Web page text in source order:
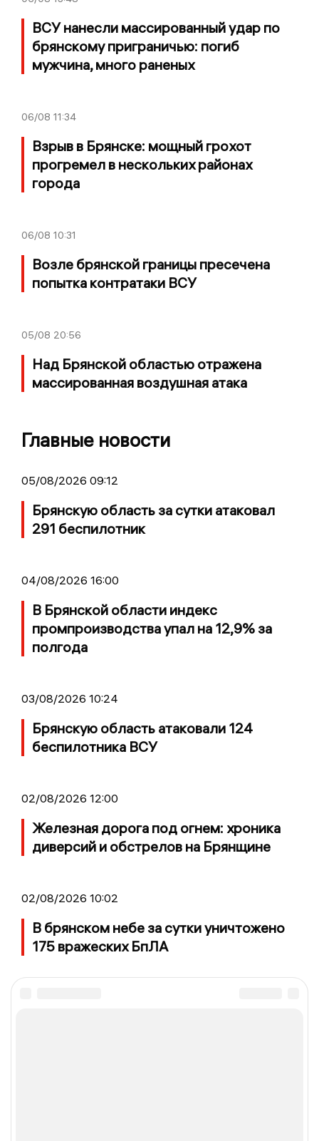
ВСУ нанесли массированный удар по
брянскому приграничью: погиб
мужчина, много раненых
06/08 11:34
Взрыв в Брянске: мощный грохот
прогремел в нескольких районах
города
06/08 10:31
Возле брянской границы пресечена
попытка контратаки ВСУ
05/08 20:56
Над Брянской областью отражена
массированная воздушная атака
Главные новости
05/08/2026 09:12
Брянскую область за сутки атаковал
291 беспилотник
04/08/2026 16:00
В Брянской области индекс
промпроизводства упал на 12,9% за
полгода
03/08/2026 10:24
Брянскую область атаковали 124
беспилотника ВСУ
02/08/2026 12:00
Железная дорога под огнем: хроника
диверсий и обстрелов на Брянщине
02/08/2026 10:02
В брянском небе за сутки уничтожено
175 вражеских БпЛА